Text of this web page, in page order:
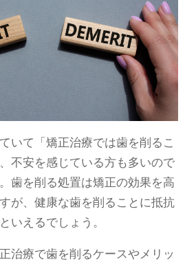
いて「矯正治療では歯を削るこ
不安を感じている方も多いので
歯を削る処置は矯正の効果を高
が、健康な歯を削ることに抵抗
いえるでしょう。
治療で歯を削るケースやメリッ